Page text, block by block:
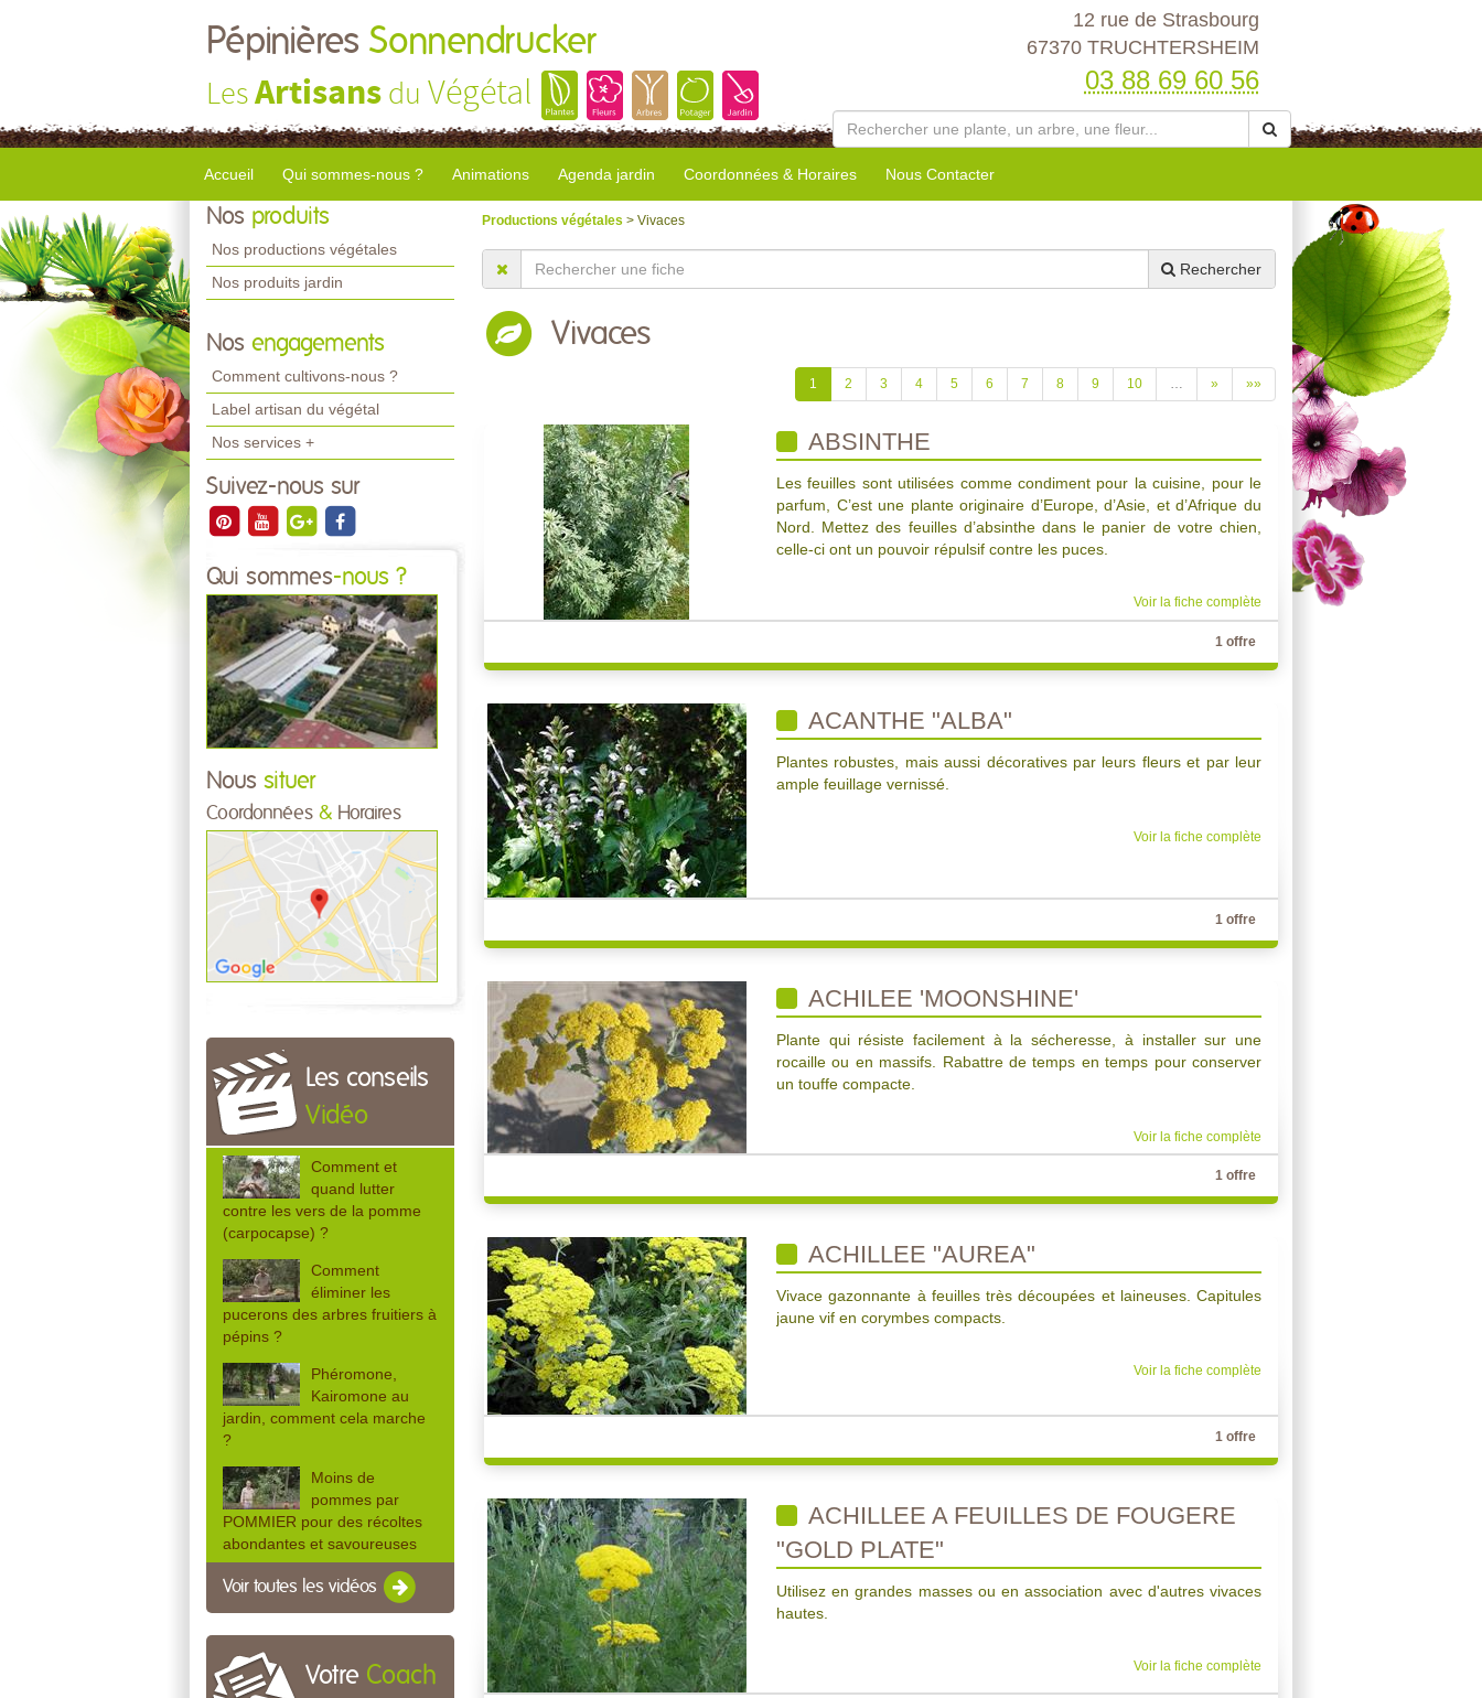
Pépinières Sonnendrucker
LesArtisans du Végétal
12 rue de Strasbourg
67370 TRUCHTERSHEIM
03 88 69 60 56
Accueil Qui sommes-nous ? Animations Agenda jardin Coordonnées & Horaires Nous Contacter
Nos produits
Nos productions végétales
Nos produits jardin
Nos engagements
Comment cultivons-nous ?
Label artisan du végétal
Nos services +
Suivez-nous sur
Qui sommes-nous ?
Nous situer
Coordonnées & Horaires
Les conseils
Vidéo
Comment et
quand lutter
contre les vers de la pomme
(carpocapse) ?
Comment
éliminer les
pucerons des arbres fruitiers à
pépins ?
Phéromone,
Kairomone au
jardin, comment cela marche
?
Moins de
pommes par
POMMIER pour des récoltes
abondantes et savoureuses
Voir toutes les vidéos
Votre Coach
Productions végétales > Vivaces
Rechercher
Vivaces
1 2 3 4 5 6 7 8 9 10 … » »»
ABSINTHE
Les feuilles sont utilisées comme condiment pour la cuisine, pour le
parfum, C’est une plante originaire d’Europe, d’Asie, et d’Afrique du
Nord. Mettez des feuilles d’absinthe dans le panier de votre chien,
celle-ci ont un pouvoir répulsif contre les puces.
Voir la fiche complète
1 offre
ACANTHE "ALBA"
Plantes robustes, mais aussi décoratives par leurs fleurs et par leur
ample feuillage vernissé.
Voir la fiche complète
1 offre
ACHILEE 'MOONSHINE'
Plante qui résiste facilement à la sécheresse, à installer sur une
rocaille ou en massifs. Rabattre de temps en temps pour conserver
un touffe compacte.
Voir la fiche complète
1 offre
ACHILLEE "AUREA"
Vivace gazonnante à feuilles très découpées et laineuses. Capitules
jaune vif en corymbes compacts.
Voir la fiche complète
1 offre
ACHILLEE A FEUILLES DE FOUGERE
"GOLD PLATE"
Utilisez en grandes masses ou en association avec d'autres vivaces
hautes.
Voir la fiche complète